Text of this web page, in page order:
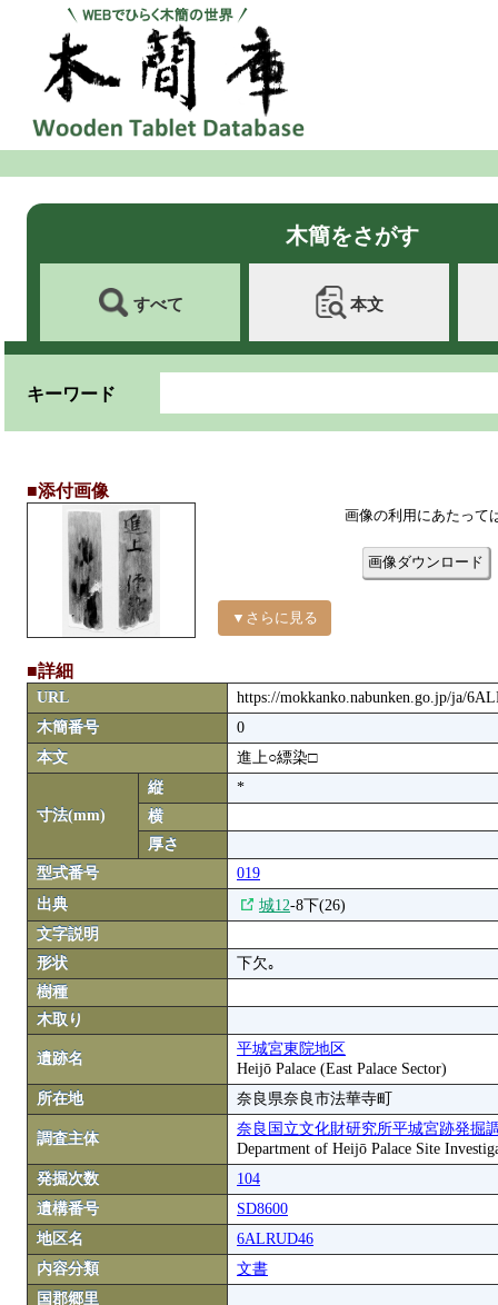
木簡をさがす
すべて 本文
キーワード
■添付画像
▼さらに見る
画像の利用にあたって
画像ダウンロード
■詳細
URL
https://mokkanko.nabunken.go.jp/ja/
木簡番号
0
本文
進上○縹染□
寸法(mm)
縦
*
横
厚さ
型式番号
019
出典
城12-8下(26)
文字説明
形状
下欠｡
樹種
木取り
遺跡名
平城宮東院地区
Heijō Palace (East Palace Sector)
所在地
奈良県奈良市法華寺町
調査主体
奈良国立文化財研究所平城宮跡発掘
Department of Heijō Palace Site
発掘次数
104
遺構番号
SD8600
地区名
6ALRUD46
内容分類
文書
国郡郷里